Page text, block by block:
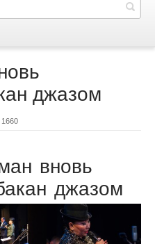
джазом
1660
вновь
джазом